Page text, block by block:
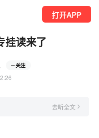
打开APP
挂读来了
关注
去听全文